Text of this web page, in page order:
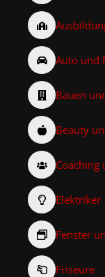
Auto und
Bauen
Beauty
Coaching
Elektriker
Fenster
Friseure